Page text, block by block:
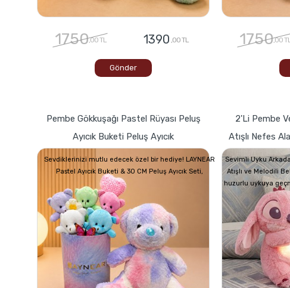
1750,00 TL 1390 ,00 TL
Gönder
1750,00 TL
Pembe Gökkuşağı Pastel Rüyası Peluş
Ayıcık Buketi Peluş Ayıcık
Sevdiklerinizi mutlu edecek özel bir hediye! LAYNEAR
Pastel Ayıcık Buketi & 30 CM Peluş Ayıcık Seti,
2'li Pembe
Atışlı Nefes
Sevimli Uyku
Atışlı ve Melodili
huzurlu uykuya